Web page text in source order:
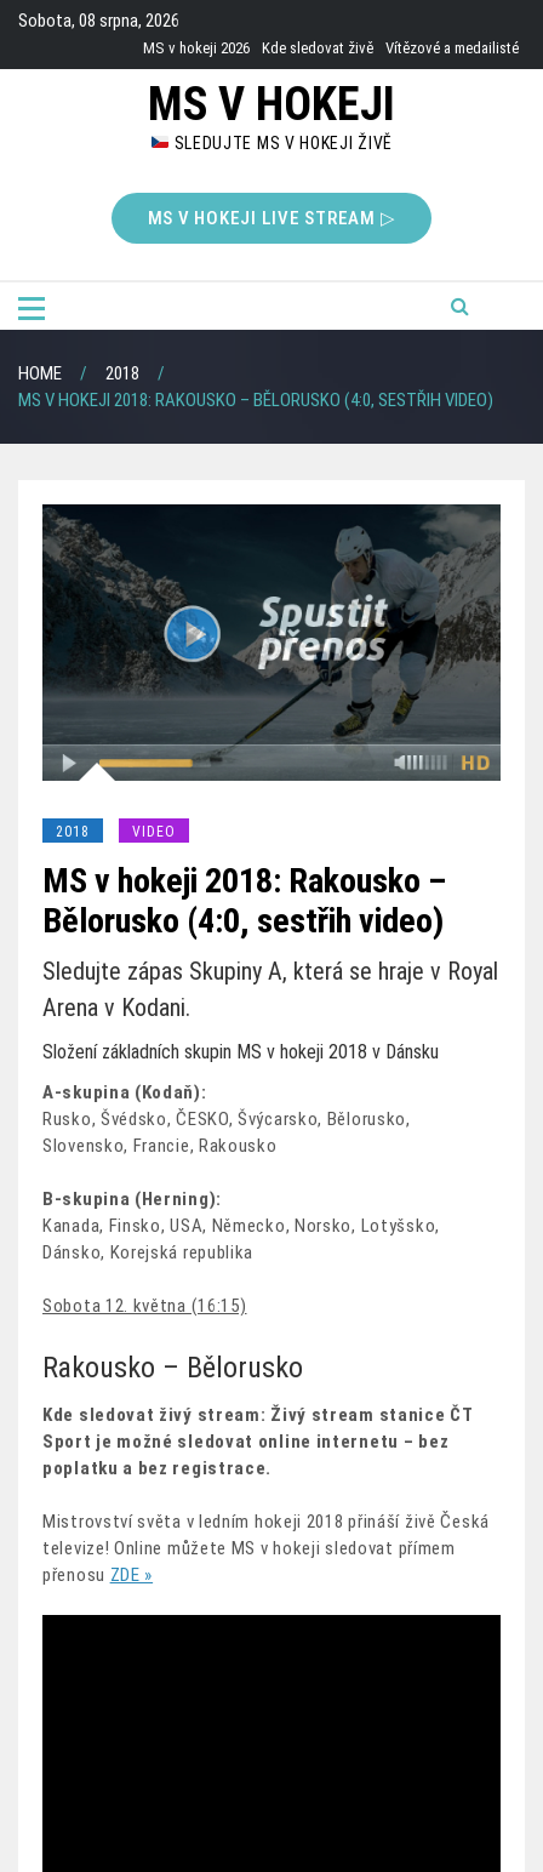
Skip
content
Sobota, 08 srpna, 2026
MS v hokeji 2026 Kde sledovat živě Vítězové a medailisté
MS V HOKEJI
SLEDUJTE MS V HOKEJI ŽIVĚ
MS V HOKEJI LIVE STREAM ▷
HOME
2018
MS V HOKEJI 2018: RAKOUSKO – BĚLORUSKO (4:0, SESTŘIH VIDEO)
2018 VIDEO
MS v hokeji 2018: Rakousko –
Bělorusko (4:0, sestřih video)
Sledujte zápas Skupiny A, která se hraje v Royal
Arena v Kodani.
Složení základních skupin MS v hokeji 2018 v Dánsku
A-skupina (Kodaň):
Rusko, Švédsko, ČESKO, Švýcarsko, Bělorusko,
Slovensko, Francie, Rakousko
B-skupina (Herning):
Kanada, Finsko, USA, Německo, Norsko, Lotyšsko,
Dánsko, Korejská republika
Sobota 12. května (16:15)
Rakousko – Bělorusko
Kde sledovat živý stream: Živý stream stanice ČT
Sport je možné sledovat online internetu – bez
poplatku a bez registrace.
Mistrovství světa v ledním hokeji 2018 přináší živě Česká
televize! Online můžete MS v hokeji sledovat přímem
přenosu ZDE »